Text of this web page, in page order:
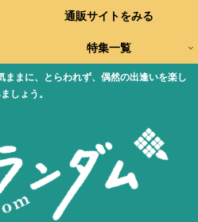
まに、とらわれず、偶然の出逢いを楽し
しょう。
通販サイトをみる
特集一覧